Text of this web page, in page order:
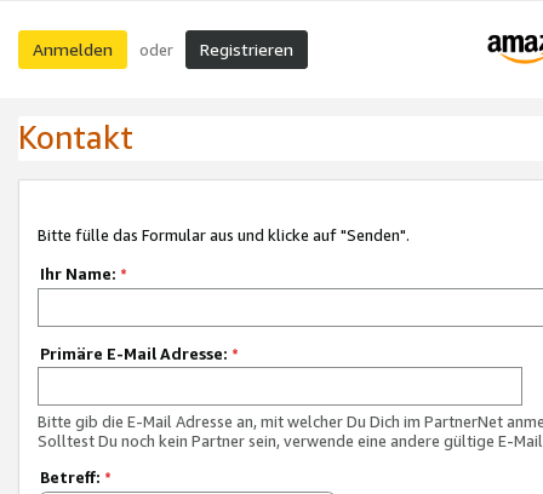
Anmelden oder Registrieren
Kontakt
Bitte fülle das Formular aus und klicke auf "Senden".
Ihr Name: *
Primäre E-Mail Adresse: *
Bitte gib die E-Mail Adresse an, mit welcher Du Dich im PartnerNet
Solltest Du noch kein Partner sein, verwende eine andere gültige E-
Betreff: *